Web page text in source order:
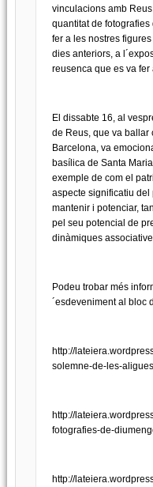
vinculacions amb
quantitat de fotografies
fer a les nostres
dies anteriors, a
reusenca que es va fer
El dissabte 16, al
de Reus, que va ballar
Barcelona, va
basílica de Santa
exemple de com el
aspecte significatiu
mantenir i potenciar,
pel seu potencial de
dinàmiques
Podeu trobar més
´esdeveniment al bloc
http://
solemne-de-les-
http://
fotografies-de-
http://